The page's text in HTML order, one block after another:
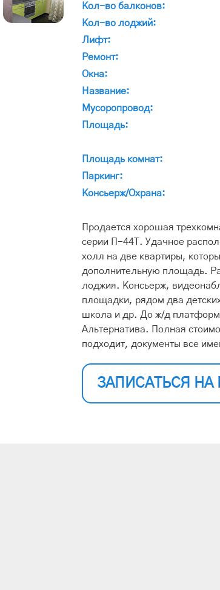
Кол-во балконов:
Кол-во лоджий:
Лифт:
Ремонт:
Окна:
Название:
Мусоропровод:
Площадь:
Площадь комнат:
Паркинг:
Консьерж/Охрана:
Продается хорошая
серии П-44Т. Удачное
холл на две квартиры,
дополнительную площадь.
лоджия. Консьерж,
площадки, рядом два
школа и др. До ж/д
Альтернатива. Полная
подходит, документы все
ЗАПИСАТЬСЯ